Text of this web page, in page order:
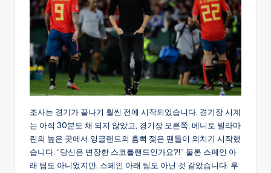
조사는 경기가 끝나기 훨씬 전에 시작되었습니다. 경기장 시계
는 아직 30분도 채 되지 않았고, 경기장 오른쪽, 베니토 빌라마
린의 높은 곳에서 잉글랜드의 흠뻑 젖은 팬들이 외치기 시작했
습니다: “당신은 변장한 스코틀랜드인가요?!” 물론 스페인 아
래 팀도 아니었지만, 스페인 아래 팀도 아닌 것 같았습니다. 루